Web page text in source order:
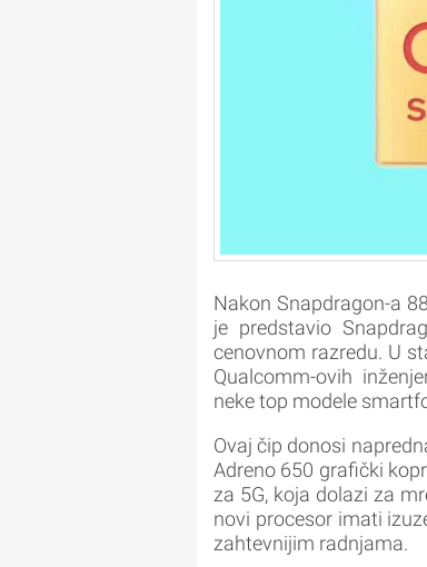
Nakon Snapdragon-a
je predstavio
cenovnom razredu. U
Qualcomm-ovih
neke top modele
Ovaj čip donosi
Adreno 650 grafički
za 5G, koja dolazi za
novi procesor imati
zahtevnijim radnjama.